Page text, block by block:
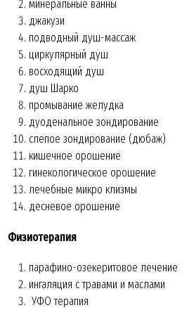
минеральные ванны
джакузи
подводный душ-массаж
циркулярный душ
восходящий душ
душ Шарко
промывание желудка
дуоденальное зондирование
слепое зондирование (дюбаж)
кишечное орошение
гинекологическое орошение
лечебные микро клизмы
десневое орошение
Физиотерапия
парафино-озекеритовое лечение
ингаляция с травами и маслами
УФО терапия